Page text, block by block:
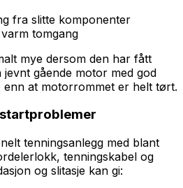
fra slitte komponenter
tomgang
mye dersom den har fått
gående motor med god
enn at motorrommet er helt tørt.
tenningsanlegg med blant
tenningskabel og
og slitasje kan gi: